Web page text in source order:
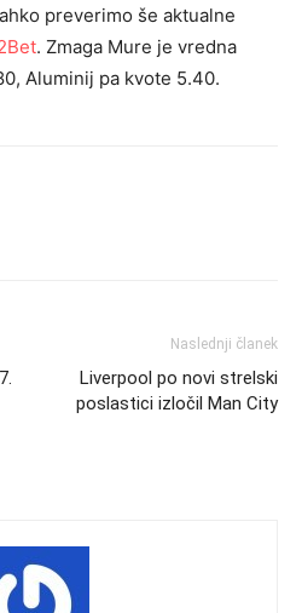
preverimo še aktualne
. Zmaga Mure je vredna
Aluminij pa kvote 5.40.
Naslednji članek
Liverpool po novi strelski
poslastici izločil Man City